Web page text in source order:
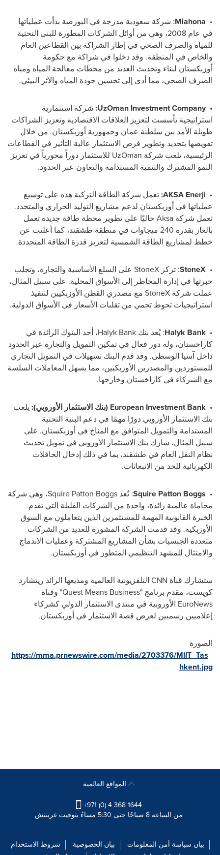
•
Miahona: شركة سعودية مدرجة في البورصة بدأت عملياتها
في عام 2008، وهي من أوائل الشركات المطورة للبنى التحتية
للمياه والصرف الصحي في إطار الشراكة بين القطاعين العام
والخاص في المنطقة. وقد دخلوا في شراكة مع حكومة
أوزبكستان لبناء وتحديث العديد من محطات معالجة المياه ومياه
الصرف الصحي، مما أدى إلى تحسين جودة المياه والأثر البيئي.
•
UzOman Investment Company
: شركة استثمارية
استراتيجية تأسست لتعزيز العلاقات الاقتصادية وتعزيز الشراكات
طويلة الأمد بين سلطنة عمان وجمهورية أوزبكستان. من خلال
تفويضها بتحديد وتطوير فرص الاستثمار عالية التأثير في القطاعات
الرئيسية، تلعب شركة UzOman للاستثمار دوراً محورياً في تعزيز
النمو المشترك والتنمية المستدامة والتعاون عبر الحدود.
•
AKSA Enerji
:تعمل شركة الطاقة التركية هذه على توسيع
عملياتها في أوزبكستان لدعم مشاريع التوليد الحراري والمتجدد.
تعمل شركة Aksa حاليًا على تطوير محطة طاقة جديدة تعمل
بالغاز بقدرة 240 ميجاوات في منطقة طشقند، كما أعلنت عن
خطط لمشاريع الطاقة الشمسية لتعزيز قدرة الطاقة المتجددة.
•
StoneX: تركز StoneX على السلع الأساسية والتجارة، وتجلب
خبرتها في إدارة المخاطر إلى الأسواق المحلية. على سبيل المثال،
عملت شركة StoneX مع مصدري القطن الأوزبكيين لتنفيذ
استراتيجيات تحوط تحمي من تقلبات الأسعار في الأسواق الدولية.
•
Halyk Bank: يُعد بنك Halyk Bank، أحد البنوك الرائدة في
كازاخستان، وله دور فعال في تمكين التمويل والتجارة عبر الحدود
داخل آسيا الوسطى. وقد قدم البنك تسهيلات في التمويل التجاري
للمستوردين والمصدرين الأوزبكيين، مما يسهل المعاملات السلسة
مع الشركاء في كازاخستان وخارجها.
•
European Investment Bank (بنك الاستثمار الأوروبي): يلعب
بنك الاستثمار الأوروبي دورًا مهمًا في دعم البنية التحتية
المستدامة والتمويل المتوافق مع المناخ في أوزبكستان. على
سبيل المثال، شارك بنك الاستثمار الأوروبي في تمويل تحديث
نظام النقل العام في طشقند، بما في ذلك إدخال الحافلات
الكهربائية للحد من الانبعاثات.
•
Squire Patton Boggs : تُعد Squire Patton Boggs
، وهي شركة
محاماة عالمية رائدة، واحدة من الشركات القليلة التي تقدم
الخبرة القانونية المهمة للمستثمرين الذين يتعاملون مع السوق
الأوزبكية. وقد قدمت الشركة المشورة للعديد من الشركات
متعددة الجنسيات بشأن المشاريع المشتركة وعمليات الاندماج
والامتثال للمشهد التنظيمي المتطور في أوزبكستان.
ستشارك قناة CNN التلفزيونية العالمية ومذيعها الرائد ريتشارد
كويست، مقدم برنامج "Quest Means Business" وقناة
EuroNews الأوروبية في منتدى الاستثمار الدولي كشركاء
إعلاميين رسميين لعرض قصة الاستثمار في أوزبكستان.
الصورة
-
https://mma.prnewswire.com/media/2703376/MIIT_Tas
hkent.jpg
+971 (0) 4 368 1644
من الساعة 8 صباحًا حتى 5:30 مساءً بتوقيت غرينتش
شروط الاستخدام بيان الخصوصية
بيان سياسة أمن المعلومات